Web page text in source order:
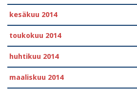
kesäkuu 2014
toukokuu 2014
huhtikuu 2014
maaliskuu 2014